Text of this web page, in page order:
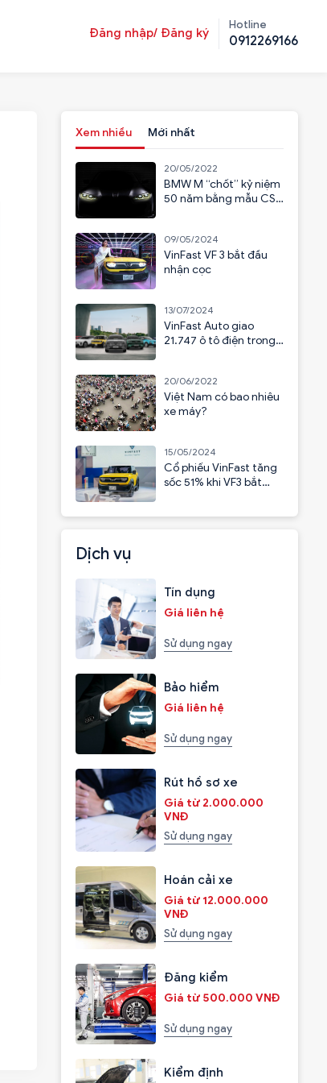
Đăng nhập/ Đăng ký
Hotline
0912269166
Xem nhiều Mới nhất
20/05/2022
BMW M “chốt” kỷ niệm
50 năm bằng mẫu CSL
09/05/2024
VinFast VF 3 bắt đầu
nhận cọc
13/07/2024
VinFast Auto giao
21.747 ô tô điện trong
20/06/2022
Việt Nam có bao nhiêu
xe máy?
15/05/2024
Cổ phiếu VinFast tăng
sốc 51% khi VF3 bắt
Dịch vụ
Tín dụng
Giá liên hệ
Sử dụng ngay
Bảo hiểm
Giá liên hệ
Sử dụng ngay
Rút hồ sơ xe
Giá từ 2.000.000
VNĐ
Sử dụng ngay
Hoán cải xe
Giá từ 12.000.000
VNĐ
Sử dụng ngay
Đăng kiểm
Giá từ 500.000 VNĐ
Sử dụng ngay
Kiểm định